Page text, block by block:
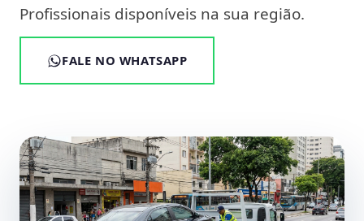
Profissionais disponíveis na sua região.
FALE NO WHATSAPP